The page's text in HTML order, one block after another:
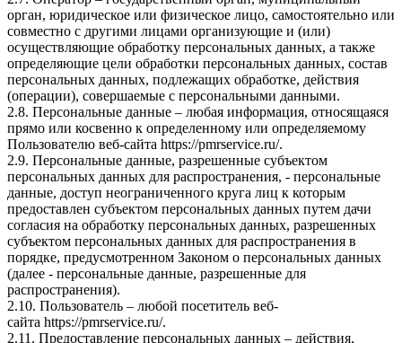
орган, юридическое или физическое лицо, самостоятельно или
совместно с другими лицами организующие и (или)
осуществляющие обработку персональных данных, а также
определяющие цели обработки персональных данных, состав
персональных данных, подлежащих обработке, действия
(операции), совершаемые с персональными данными.
2.8. Персональные данные – любая информация, относящаяся
прямо или косвенно к определенному или определяемому
Пользователю веб-сайта https://pmrservice.ru/.
2.9. Персональные данные, разрешенные субъектом
персональных данных для распространения, - персональные
данные, доступ неограниченного круга лиц к которым
предоставлен субъектом персональных данных путем дачи
согласия на обработку персональных данных, разрешенных
субъектом персональных данных для распространения в
порядке, предусмотренном Законом о персональных данных
(далее - персональные данные, разрешенные для
распространения).
2.10. Пользователь – любой посетитель веб-
сайта https://pmrservice.ru/.
2.11. Предоставление персональных данных – действия,